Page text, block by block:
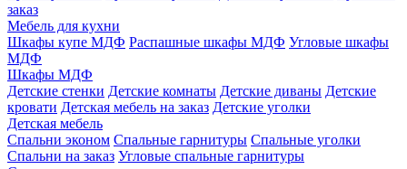
заказ
Мебель для кухни
Шкафы купе МДФ Распашные шкафы МДФ Угловые шкафы
МДФ
Шкафы МДФ
Детские стенки Детские комнаты Детские диваны Детские
кровати Детская мебель на заказ Детские уголки
Детская мебель
Спальни эконом Спальные гарнитуры Спальные уголки
Спальни на заказ Угловые спальные гарнитуры